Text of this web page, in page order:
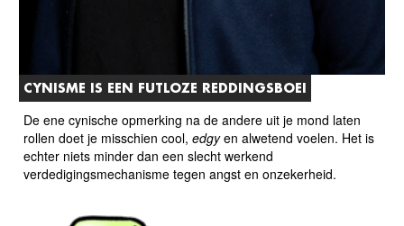
CYNISME IS EEN FUTLOZE REDDINGSBOEI
De ene cynische opmerking na de andere uit je mond laten
rollen doet je misschien cool, edgyen alwetend voelen. Het is
echter niets minder dan een slecht werkend
verdedigingsmechanisme tegen angst en onzekerheid.